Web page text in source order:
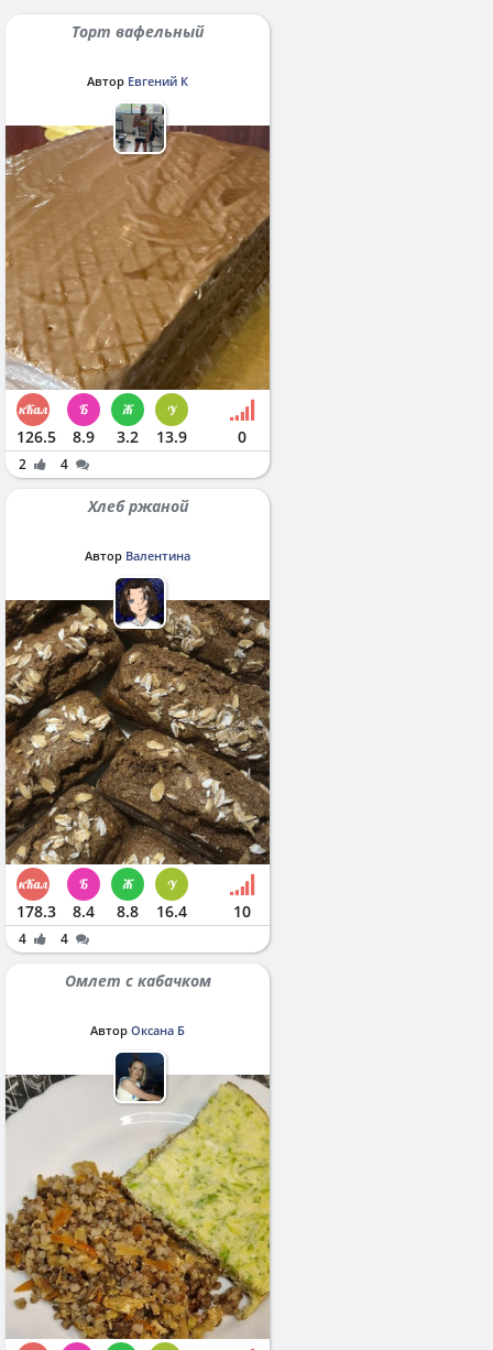
Торт вафельный
Автор Евгений К
126.5 8.9 3.2 13.9 0
2 4
Хлеб ржаной
Автор Валентина
178.3 8.4 8.8 16.4 10
4 4
Омлет с кабачком
Автор Оксана Б